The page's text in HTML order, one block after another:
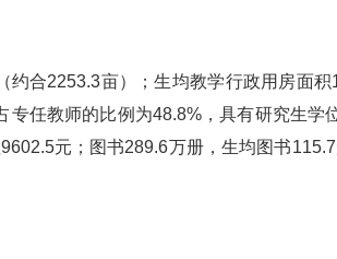
合2253.3亩）；生均教学行政用房面
任教师的比例为48.8%，具有研究生学
元；图书289.6万册，生均图书